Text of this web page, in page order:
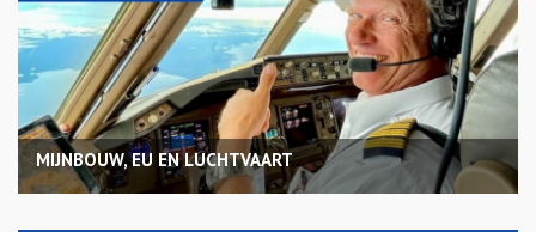
MIJNBOUW, EU EN LUCHTVAART